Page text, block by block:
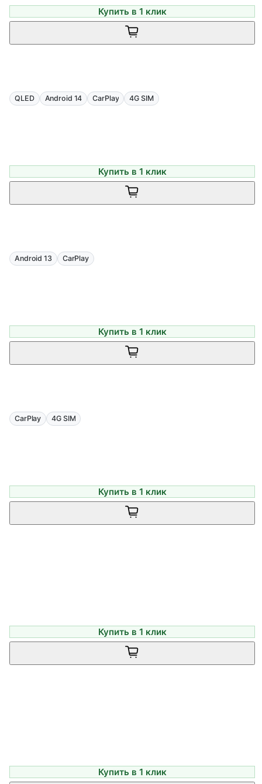
Купить в 1 клик
QLED Android 14 CarPlay 4G SIM
Купить в 1 клик
Android 13 CarPlay
Купить в 1 клик
CarPlay 4G SIM
Купить в 1 клик
Купить в 1 клик
Купить в 1 клик